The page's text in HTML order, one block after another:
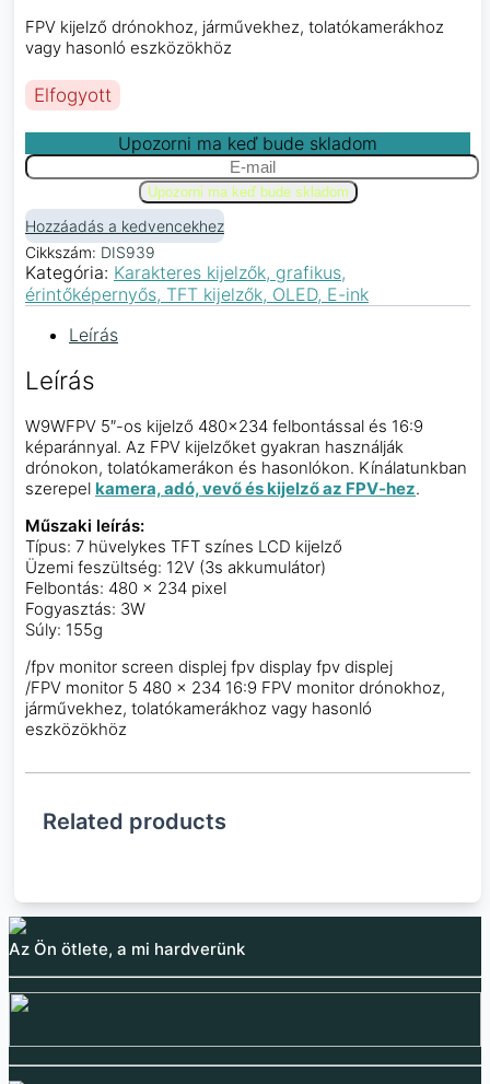
FPV kijelző drónokhoz, járművekhez, tolatókamerákhoz
vagy hasonló eszközökhöz
Elfogyott
Upozorni ma keď bude skladom
Hozzáadás a kedvencekhez
Cikkszám: DIS939
Kategória: Karakteres kijelzők, grafikus,
érintőképernyős, TFT kijelzők, OLED, E-ink
Leírás
Leírás
W9WFPV 5″-os kijelző 480×234 felbontással és 16:9
képaránnyal. Az FPV kijelzőket gyakran használják
drónokon, tolatókamerákon és hasonlókon. Kínálatunkban
szerepel kamera, adó, vevő és kijelző az FPV-hez.
Műszaki leírás:
Típus: 7 hüvelykes TFT színes LCD kijelző
Üzemi feszültség: 12V (3s akkumulátor)
Felbontás: 480 x 234 pixel
Fogyasztás: 3W
Súly: 155g
/fpv monitor screen displej fpv display fpv displej
/FPV monitor 5 480 × 234 16:9 FPV monitor drónokhoz,
járművekhez, tolatókamerákhoz vagy hasonló
eszközökhöz
Related products
Az Ön ötlete, a mi hardverünk